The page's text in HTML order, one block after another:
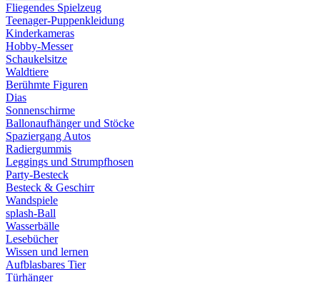
Fliegendes Spielzeug
Teenager-Puppenkleidung
Kinderkameras
Hobby-Messer
Schaukelsitze
Waldtiere
Berühmte Figuren
Dias
Sonnenschirme
Ballonaufhänger und Stöcke
Spaziergang Autos
Radiergummis
Leggings und Strumpfhosen
Party-Besteck
Besteck & Geschirr
Wandspiele
splash-Ball
Wasserbälle
Lesebücher
Wissen und lernen
Aufblasbares Tier
Türhänger